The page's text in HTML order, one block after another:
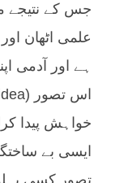
جس کے نتیجے
علمی اٹھان
ہے اور آدمی
خواہش پیدا
ایسی بے